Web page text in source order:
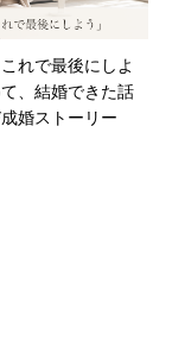
これで最後にしよ
、結婚できた話
成婚ストーリー